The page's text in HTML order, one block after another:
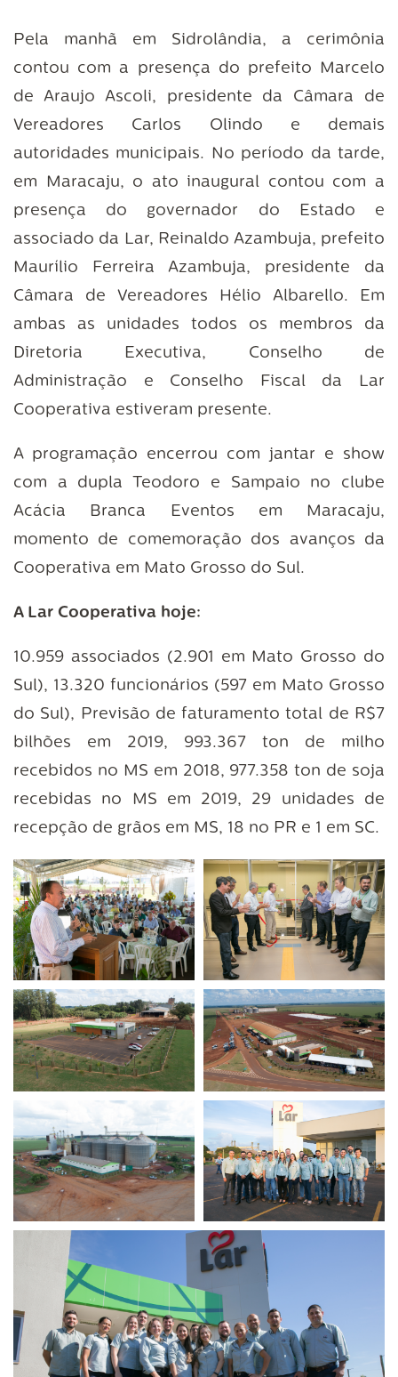
Pela manhã em Sidrolândia, a cerimônia
contou com a presença do prefeito Marcelo
de Araujo Ascoli, presidente da Câmara de
Vereadores Carlos Olindo e demais
autoridades municipais. No período da tarde,
em Maracaju, o ato inaugural contou com a
presença do governador do Estado e
associado da Lar, Reinaldo Azambuja, prefeito
Maurílio Ferreira Azambuja, presidente da
Câmara de Vereadores Hélio Albarello. Em
ambas as unidades todos os membros da
Diretoria Executiva, Conselho de
Administração e Conselho Fiscal da Lar
Cooperativa estiveram presente.
A programação encerrou com jantar e show
com a dupla Teodoro e Sampaio no clube
Acácia Branca Eventos em Maracaju,
momento de comemoração dos avanços da
Cooperativa em Mato Grosso do Sul.
A Lar Cooperativa hoje:
10.959 associados (2.901 em Mato Grosso do
Sul), 13.320 funcionários (597 em Mato Grosso
do Sul), Previsão de faturamento total de R$7
bilhões em 2019, 993.367 ton de milho
recebidos no MS em 2018, 977.358 ton de soja
recebidas no MS em 2019, 29 unidades de
recepção de grãos em MS, 18 no PR e 1 em SC.